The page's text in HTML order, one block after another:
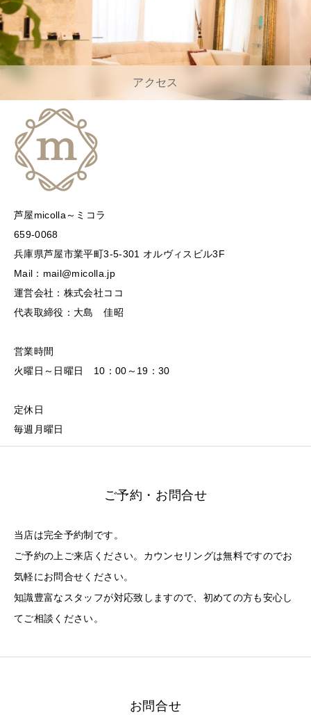
アクセス
芦屋micolla～ミコラ
659-0068
兵庫県芦屋市業平町3-5-301 オルヴィスビル3F
Mail：mail@micolla.jp
運営会社：株式会社ココ
代表取締役：大島 佳昭
営業時間
火曜日～日曜日 10：00～19：30
定休日
毎週月曜日
ご予約・お問合せ
当店は完全予約制です。
ご予約の上ご来店ください。カウンセリングは無料ですのでお
気軽にお問合せください。
知識豊富なスタッフが対応致しますので、初めての方も安心し
てご相談ください。
お問合せ